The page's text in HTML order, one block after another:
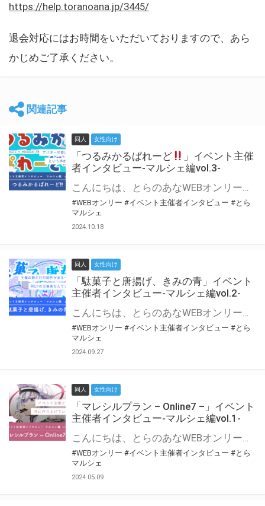
https://help.toranoana.jp/3445/
退会対応にはお時間をいただいておりますので、あら
かじめご了承ください。
関連記事
同人 女性向け
「つるみかるぱれーど
」イベント主催
者インタビュー-マルシェ編vol.3-
こんにちは、とらのあなWEBオンリー運営スタッフです。 新たにお届けする、イベント主催者インタビュー-マルシェ編-は、 とらのあなWEBオンリー「マルシェ」をご利用した主催様に 「マルシェ」を使って開催した感想や心がけをお聞きする企画です。 今回は、WEBオンリー初開催「つるみかるぱれーど
#WEBオンリー #イベント主催者インタビュー #とら
マルシェ
2024.10.18
同人 女性向け
「駄菓子と唐揚げ、きみの青」イベント
主催者インタビュー-マルシェ編vol.2-
こんにちは、とらのあなWEBオンリー運営スタッフです。 新たにお届けする、イベント主催者インタビュー-マルシェ編-は、 とらのあなWEBオンリー「マルシェ」をご利用の主催様に 「マルシェ」を使ってイベントを開催した感想や心がけをお聞きする企画です。 今回は、WEBオンリー初開催「駄菓子と唐揚げ、きみの青」より、 主催のぎこ六屋様にお話を伺いました。 協力：ぎこ六屋様／イベント公式Twitter（@krkgwks） とらのあなWEBオンリー「マルシェ」とは？ WEBオンリーでリアルタイムでコミュニケーションがとれるオンライン会場です。
#WEBオンリー #イベント主催者インタビュー #とら
マルシェ
2024.09.27
同人 女性向け
「マレシルプラン – Online7 –」イベント
主催者インタビュー-マルシェ編vol.1-
こんにちは、とらのあなWEBオンリー運営スタッフです。 新たにお届けする、イベント主催者インタビュー-マルシェ編-は、 とらのあなWEBオンリー「マルシェ」をご利用した主催様に 「マルシェ」を使って開催した感想や心がけをお聞きする企画です。 今回は、WEBオンリー開催7回目迎えた「マレシルプラン – Online7 –」より、 主催の玉川うた様にお話を伺いました。 ▼マレシルプランのインタビュー前回記事 「イベント主催者インタビュー vol.6」はこちら 協力：玉川うた様（マレシルプラン実行委員会 代表）／イベント公式Twitter（@mallesil_plan） とらのあなWEBオンリー「マルシェ」とは？ WEBオンリーでリアルタイムでコミュニケーションがとれるオンライン会場です。
#WEBオンリー #イベント主催者インタビュー #とら
マルシェ
2024.05.09